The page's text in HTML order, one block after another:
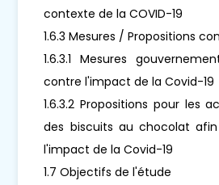
contexte de la COVID-19
1.6.3 Mesures / Propositions
1.6.3.1 Mesures
contre l'impact de la Covid-19
1.6.3.2 Propositions pour les
des biscuits au chocolat
l'impact de la Covid-19
1.7 Objectifs de l'étude